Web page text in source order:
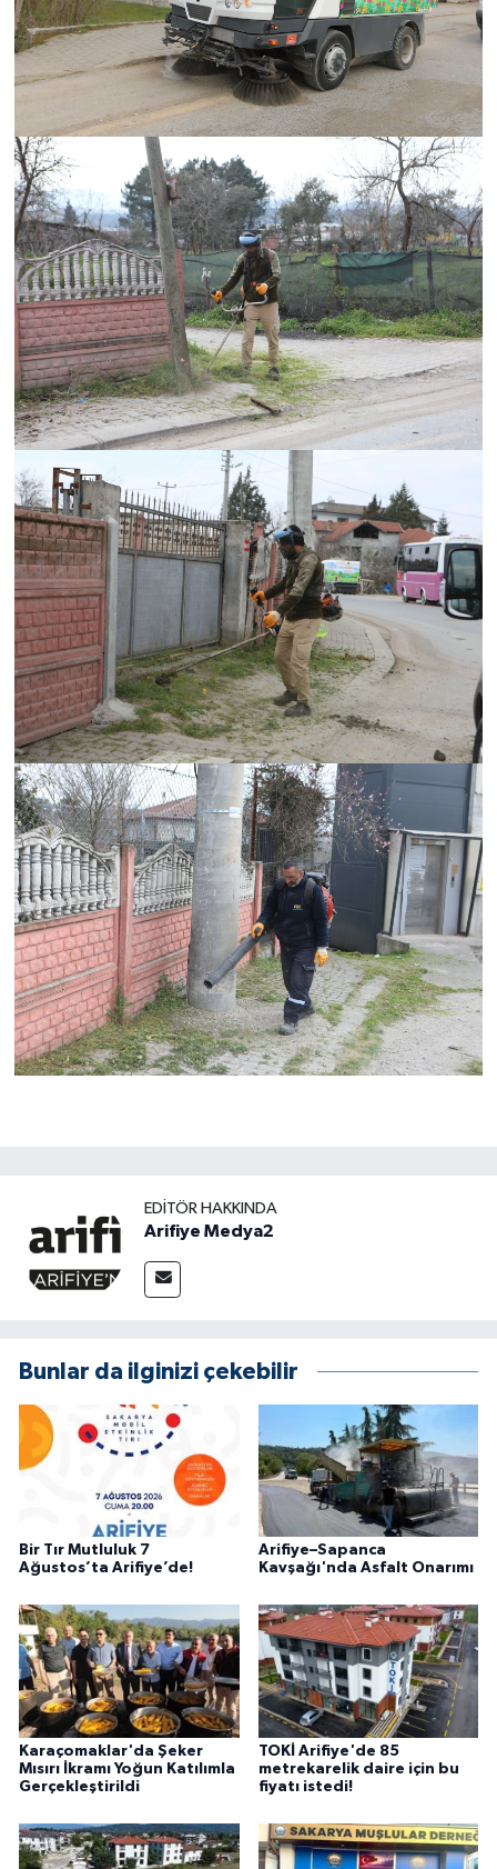
EDITÖR HAKKINDA
Arifiye Medya2
Bunlar da ilginizi çekebilir
Bir Tır Mutluluk 7
Ağustos’ta Arifiye’de!
Arifiye–Sapanca
Kavşağı'nda Asfalt Onarımı
Karaçomaklar'da Şeker
Mısırı İkramı Yoğun Katılımla
Gerçekleştirildi
TOKİ Arifiye'de 85
metrekarelik daire için bu
fiyatı istedi!